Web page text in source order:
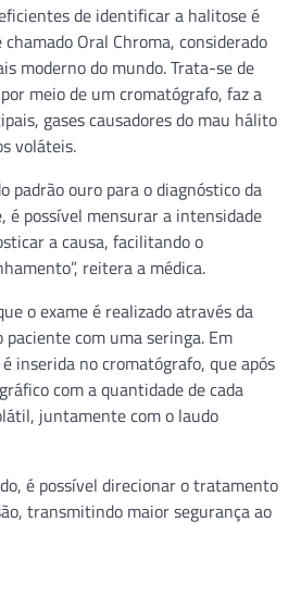
de identificar a halitose é
Oral Chroma, considerado
moderno do mundo. Trata-se de
meio de um cromatógrafo, faz a
gases causadores do mau hálito
voláteis.
padrão ouro para o diagnóstico da
é possível mensurar a intensidade
a causa, facilitando o
reitera a médica.
o exame é realizado através da
paciente com uma seringa. Em
inserida no cromatógrafo, que após
com a quantidade de cada
juntamente com o laudo
é possível direcionar o tratamento
transmitindo maior segurança ao